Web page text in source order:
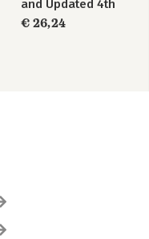
and Updated 4th
Edition
€ 26,24